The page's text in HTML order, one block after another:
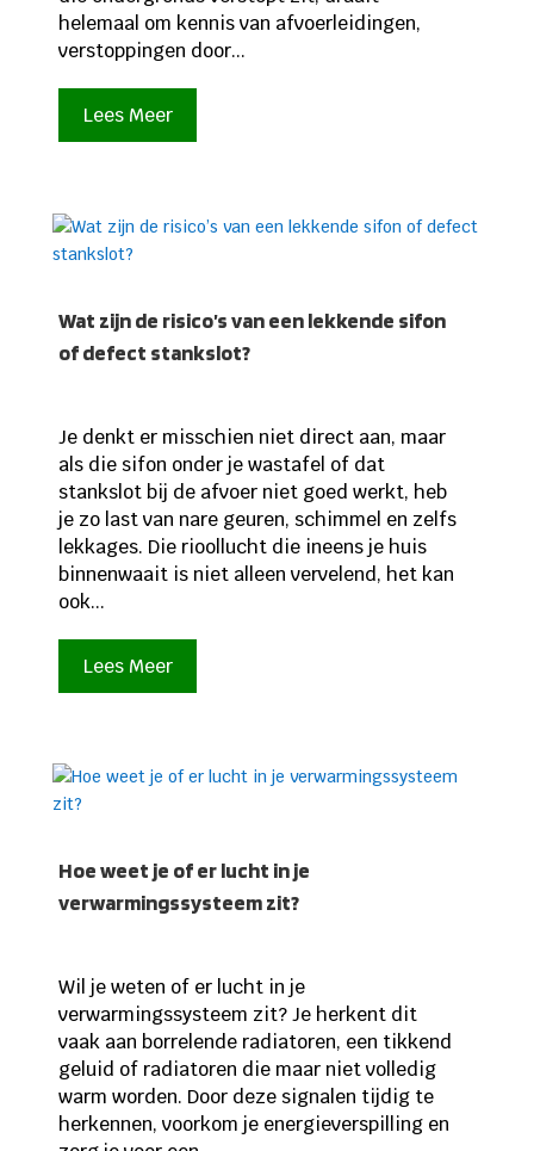
helemaal om kennis van afvoerleidingen,
verstoppingen door...
Lees Meer
Wat zijn de risico’s van een lekkende sifon
of defect stankslot?
Je denkt er misschien niet direct aan, maar
als die sifon onder je wastafel of dat
stankslot bij de afvoer niet goed werkt, heb
je zo last van nare geuren, schimmel en zelfs
lekkages. Die rioollucht die ineens je huis
binnenwaait is niet alleen vervelend, het kan
ook...
Lees Meer
Hoe weet je of er lucht in je
verwarmingssysteem zit?
Wil je weten of er lucht in je
verwarmingssysteem zit? Je herkent dit
vaak aan borrelende radiatoren, een tikkend
geluid of radiatoren die maar niet volledig
warm worden. Door deze signalen tijdig te
herkennen, voorkom je energieverspilling en